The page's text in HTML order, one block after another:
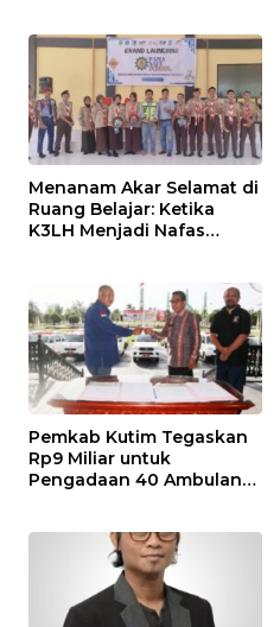
Menanam Akar Selamat di
Ruang Belajar: Ketika
K3LH Menjadi Nafas
Pemkab Kutim Tegaskan
Rp9 Miliar untuk
Pengadaan 40 Ambulans,